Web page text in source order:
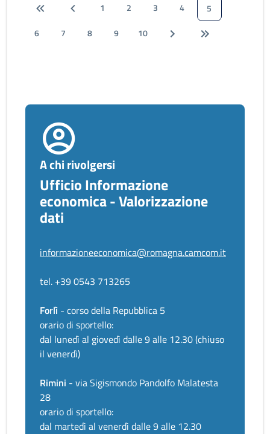
1 2 3 4
5
6
7 8 9 10
A chi rivolgersi
Ufficio Informazione
economica - Valorizzazione
dati
informazioneeconomica@romagna.camcom.it
tel. +39 0543 713265
Forlì - corso della Repubblica 5
orario di sportello:
dal lunedì al giovedì dalle 9 alle 12.30 (chiuso
il venerdì)
Rimini - via Sigismondo Pandolfo Malatesta
28
orario di sportello:
dal martedì al venerdì dalle 9 alle 12.30